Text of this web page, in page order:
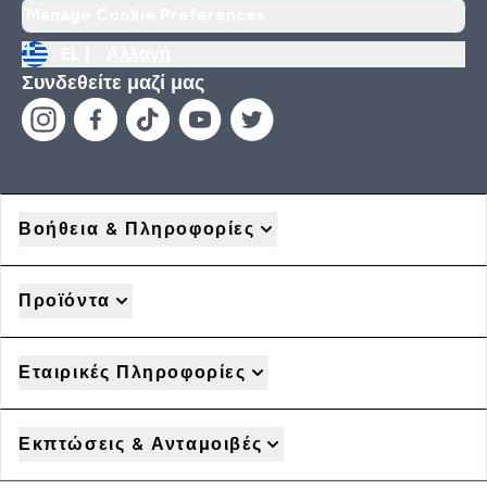
Συνδεθείτε μαζί μας
Βοήθεια & Πληροφορίες
Προϊόντα
Εταιρικές Πληροφορίες
Εκπτώσεις & Ανταμοιβές